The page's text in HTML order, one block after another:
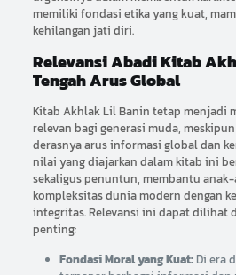
memiliki fondasi etika yang kuat,
kehilangan jati diri.
Relevansi Abadi Kitab
Tengah Arus Global
Kitab Akhlak Lil Banin tetap menjadi
relevan bagi generasi muda,
derasnya arus informasi global dan
nilai yang diajarkan dalam kitab ini
sekaligus penuntun, membantu
kompleksitas dunia modern dengan
integritas. Relevansi ini dapat dilihat
penting:
Fondasi Moral yang Kuat:Di era